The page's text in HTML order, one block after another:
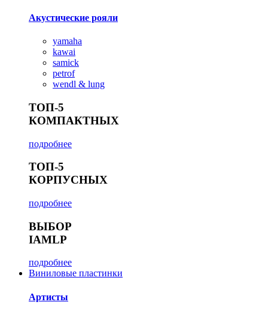
Акустические рояли
yamaha
kawai
samick
petrof
wendl & lung
ТОП-5
КОМПАКТНЫХ
подробнее
ТОП-5
КОРПУСНЫХ
подробнее
ВЫБОР
IAMLP
подробнее
Виниловые пластинки
Артисты